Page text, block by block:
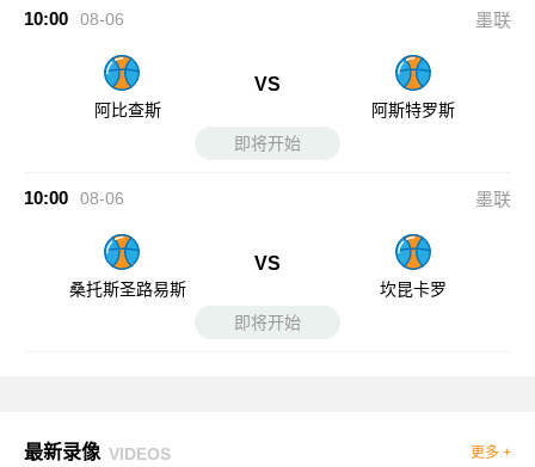
10:00 08-06 墨联
阿比查斯
VS
阿斯特罗斯
即将开始
10:00 08-06 墨联
桑托斯圣路易斯
VS
坎昆卡罗
即将开始
最新录像 VIDEOS 更多 +